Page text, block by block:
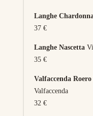
Langhe
37 €
Langhe Nascetta
35 €
Valfaccenda
Valfaccenda
32 €